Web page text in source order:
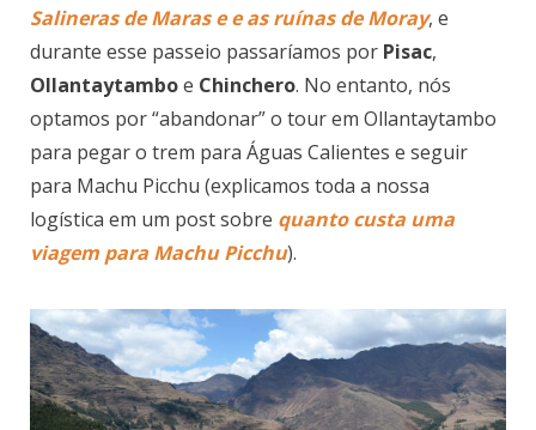
Salineras de Maras e e as ruínas de Moray, e
durante esse passeio passaríamos por Pisac,
Ollantaytamboe Chinchero. No entanto, nós
optamos por “abandonar” o tour em Ollantaytambo
para pegar o trem para Águas Calientes e seguir
para Machu Picchu (explicamos toda a nossa
logística em um post sobre quanto custa uma
viagem para Machu Picchu).